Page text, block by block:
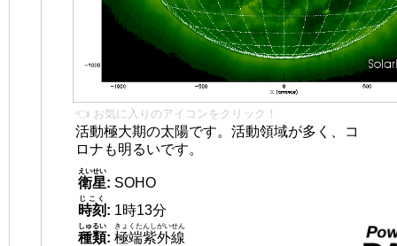
👈 お気に入りのアイコンをクリック！
活動極大期の太陽です。活動領域が多く、コ
ロナも明るいです。
衛星
えいせい
: SOHO
時刻
じこく
: 1時13分
種類
しゅるい
: 極端紫外線
きょくたんしがいせん